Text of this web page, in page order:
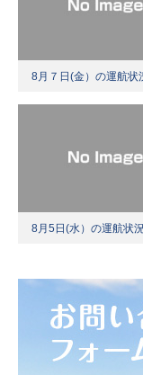
8月７日(金）の運航状
8月5日(水）の運航状